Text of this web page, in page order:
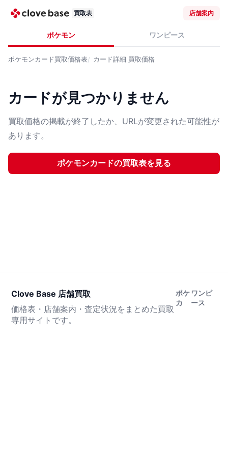
買取表 店舗案内
ポケモン ワンピース
ポケモンカード買取価格表 カード詳細 買取価格
カードが見つかりません
買取価格の掲載が終了したか、URLが変更された可能性が
あります。
ポケモンカードの買取表を見る
Clove Base 店舗買取
価格表・店舗案内・査定状況をまとめた買取
専用サイトです。
ポケ
カ
ワンピ
ース